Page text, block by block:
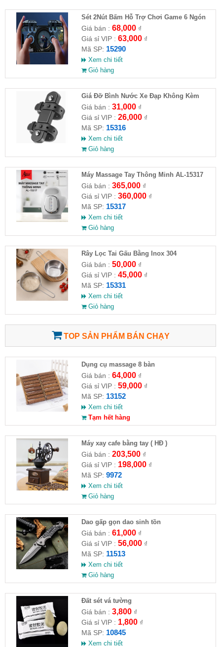
Sét 2Nút Bấm Hỗ Trợ Chơi Game 6 Ngón
G21
Giá bán : 68,000₫
Giá sỉ VIP : 63,000₫
Mã SP: 15290
Xem chi tiết
Giỏ hàng
Giá Đỡ Bình Nước Xe Đạp Không Kèm
Khung Đỡ
Giá bán : 31,000₫
Giá sỉ VIP : 26,000₫
Mã SP: 15316
Xem chi tiết
Giỏ hàng
Máy Massage Tay Thông Minh AL-15317
Giá bán : 365,000₫
Giá sỉ VIP : 360,000₫
Mã SP: 15317
Xem chi tiết
Giỏ hàng
Rây Lọc Tai Gấu Bằng Inox 304
Giá bán : 50,000₫
Giá sỉ VIP : 45,000₫
Mã SP: 15331
Xem chi tiết
Giỏ hàng
TOP SẢN PHẨM BÁN CHẠY
Dụng cụ massage 8 bàn
Giá bán : 64,000₫
Giá sỉ VIP : 59,000₫
Mã SP: 13152
Xem chi tiết
Tạm hết hàng
Máy xay cafe bằng tay ( HĐ )
Giá bán : 203,500₫
Giá sỉ VIP : 198,000₫
Mã SP: 9972
Xem chi tiết
Giỏ hàng
Dao gấp gọn dao sinh tồn
Giá bán : 61,000₫
Giá sỉ VIP : 56,000₫
Mã SP: 11513
Xem chi tiết
Giỏ hàng
Đất sét vá tường
Giá bán : 3,800₫
Giá sỉ VIP : 1,800₫
Mã SP: 10845
Xem chi tiết